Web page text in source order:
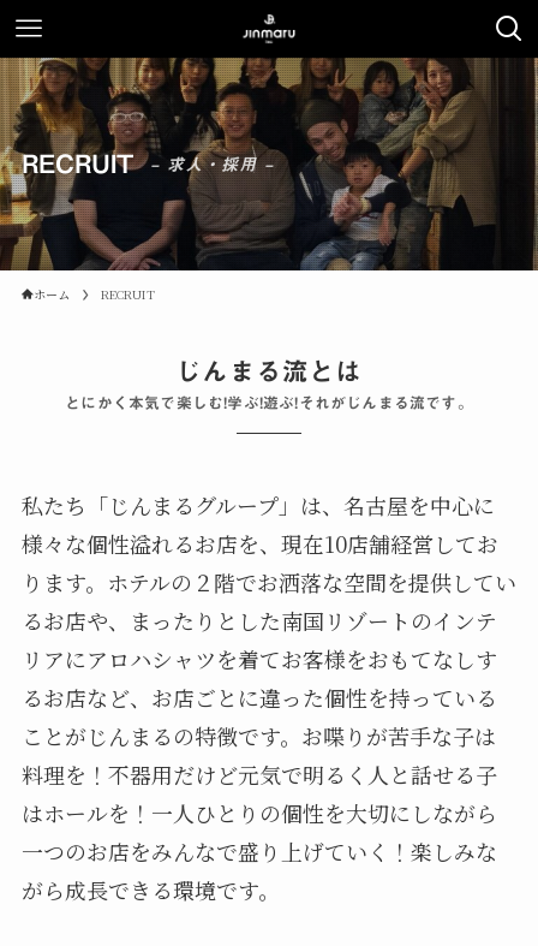
RECRUIT – 求人・採用 –
ホーム RECRUIT
じんまる流とは
とにかく本気で楽しむ!学ぶ!遊ぶ!それがじんまる流です。
私たち「じんまるグループ」は、名古屋を中心に
様々な個性溢れるお店を、現在10店舗経営してお
ります。ホテルの２階でお洒落な空間を提供してい
るお店や、まったりとした南国リゾートのインテ
リアにアロハシャツを着てお客様をおもてなしす
るお店など、お店ごとに違った個性を持っている
ことがじんまるの特徴です。お喋りが苦手な子は
料理を！不器用だけど元気で明るく人と話せる子
はホールを！一人ひとりの個性を大切にしながら
一つのお店をみんなで盛り上げていく！楽しみな
がら成長できる環境です。